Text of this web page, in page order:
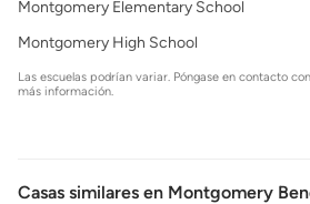
Montgomery Elementary School
Montgomery High School
Las escuelas podrían variar. Póngase en contacto
más información.
Casas similares en Montgomery